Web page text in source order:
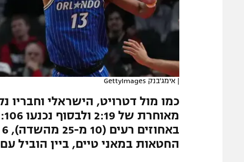
רשיון להקרנה פומבית לבית עסק
הצטרפות לחבילת הערוצים
לוח דרושים – ג'ובנט
המגזין
| אימג'בנק GettyImages
החטאות במאני טיים, ביין הוביל עם 23 מנגד